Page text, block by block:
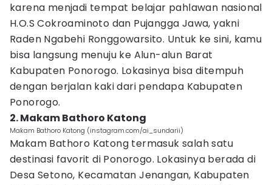
karena menjadi tempat belajar pahlawan nasional
H.O.S Cokroaminoto dan Pujangga Jawa, yakni
Raden Ngabehi Ronggowarsito. Untuk ke sini, kamu
bisa langsung menuju ke Alun-alun Barat
Kabupaten Ponorogo. Lokasinya bisa ditempuh
dengan berjalan kaki dari pendapa Kabupaten
Ponorogo.
2. Makam Bathoro Katong
Makam Bathoro Katong (instagram.com/ai_sundarii)
Makam Bathoro Katong termasuk salah satu
destinasi favorit di Ponorogo. Lokasinya berada di
Desa Setono, Kecamatan Jenangan, Kabupaten